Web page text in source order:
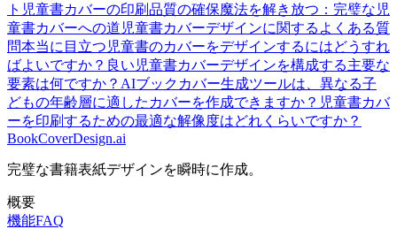
ト 児童書カバーの印刷品質の確保魔法を解き放つ：完璧な児
童書カバーへの道 児童書カバーデザインに関するよくある質
問本当に目立つ児童書のカバーをデザインするにはどうすれ
ばよいですか？ 良い児童書カバーデザインを構成する主要な
要素は何ですか？ AIブックカバー生成ツールは、異なる子
どもの年齢層に適したカバーを作成できますか？ 児童書カバ
ーを印刷するための最適な解像度はどれくらいですか？
BookCoverDesign.ai
完璧な書籍表紙デザインを瞬時に作成。
概要
機能FAQ